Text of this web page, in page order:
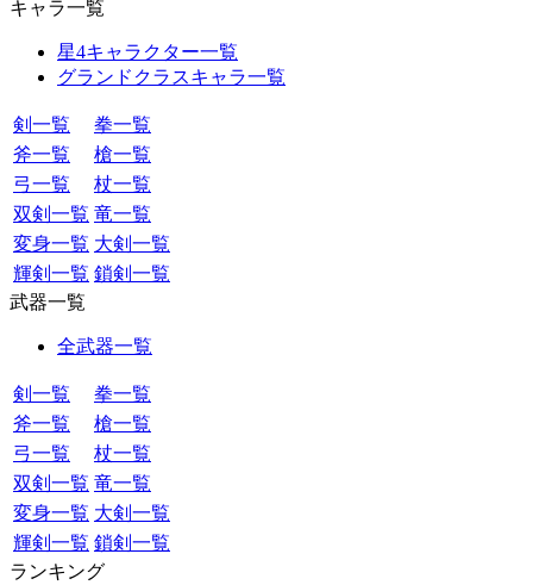
キャラ一覧
星4キャラクター一覧
グランドクラスキャラ一覧
剣一覧
拳一覧
斧一覧
槍一覧
弓一覧
杖一覧
双剣一覧 竜一覧
変身一覧 大剣一覧
輝剣一覧 鎖剣一覧
武器一覧
全武器一覧
剣一覧
拳一覧
斧一覧
槍一覧
弓一覧
杖一覧
双剣一覧 竜一覧
変身一覧 大剣一覧
輝剣一覧 鎖剣一覧
ランキング